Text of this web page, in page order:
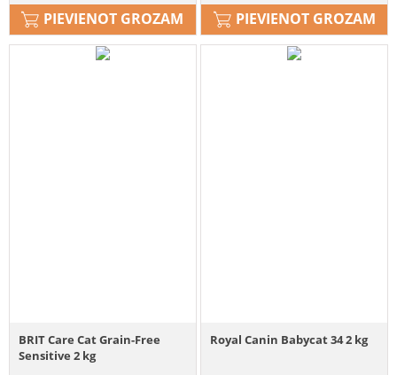
PIEVIENOT GROZAM PIEVIENOT GROZAM
BRIT Care Cat Grain-Free
Sensitive 2 kg
Royal Canin Babycat 34 2 kg